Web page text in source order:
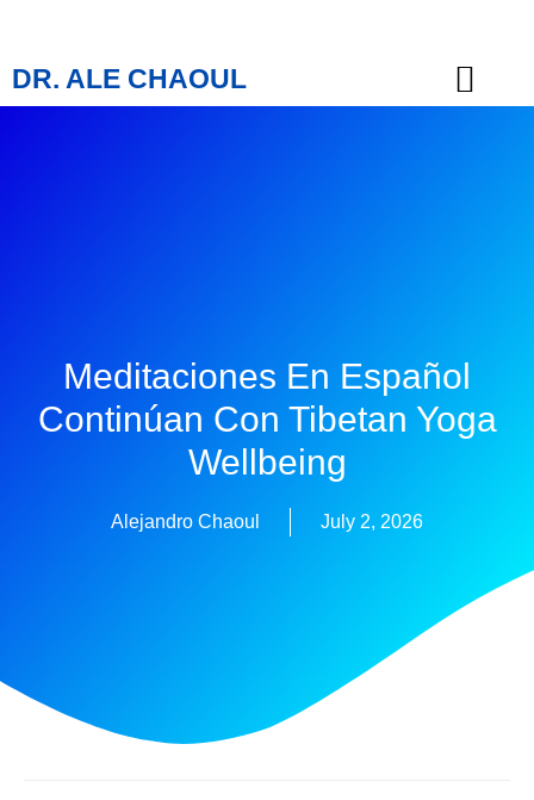
DR. ALE CHAOUL
Meditaciones En Español
Continúan Con Tibetan Yoga
Wellbeing
Alejandro Chaoul July 2, 2026